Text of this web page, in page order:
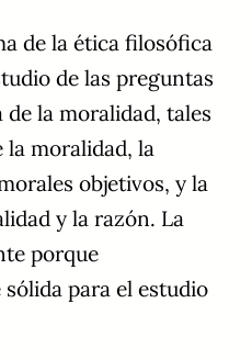
de la ética filosófica
de las preguntas
la moralidad, tales
la moralidad, la
objetivos, y la
y la razón. La
porque
para el estudio